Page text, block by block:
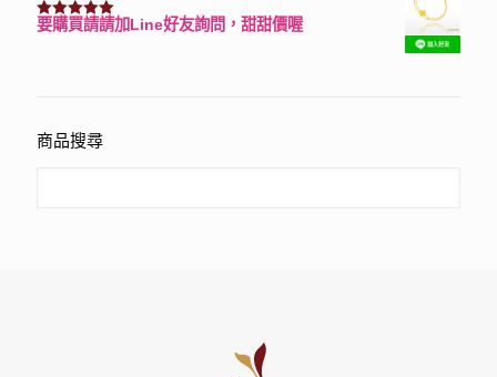
評分3150滿分 5
要購買請請加Line好友詢問，甜甜價喔
商品搜尋